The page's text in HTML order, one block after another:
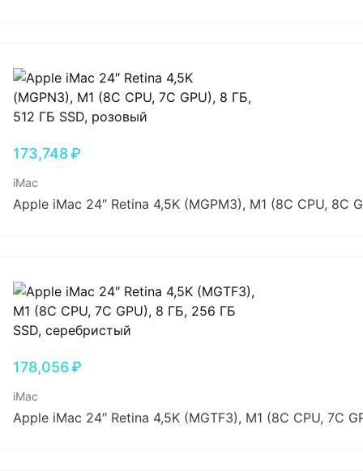
173,748₽
iMac
Apple iMac 24″ Retina 4,5K (MGPM3), M1 (8C CPU, 8C
178,056₽
iMac
Apple iMac 24″ Retina 4,5K (MGTF3), M1 (8C CPU, 7C